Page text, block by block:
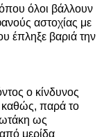
όλοι βάλλουν
αστοχίας με
έπληξε βαριά την
ο κίνδυνος
καθώς, παρά το
ως
μερίδα